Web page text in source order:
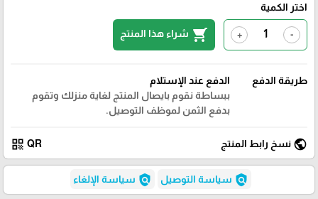
اختر الكمية
-
+
shopping_cart شراء هذا المنتج
طريقة الدفع
الدفع عند الإستلام
ببساطة نقوم بايصال المنتج لغاية منزلك وتقوم
بدفع الثمن لموظف التوصيل.
public نسخ رابط المنتج QR
qr_code
policy سياسة التوصيل policy سياسة الإلغاء